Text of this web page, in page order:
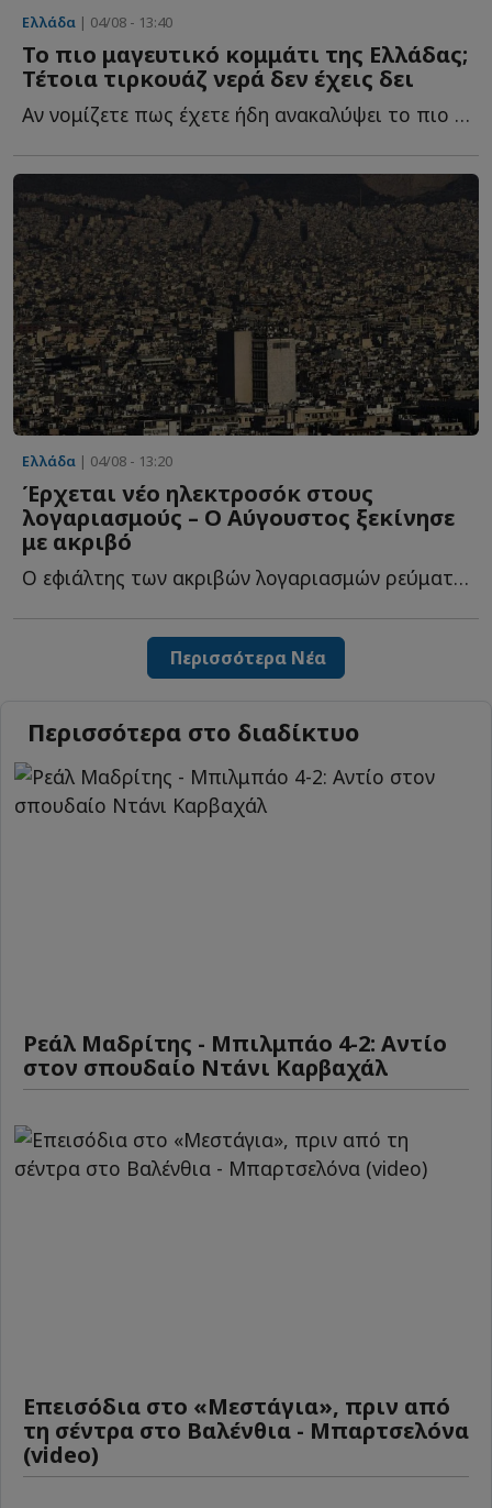
Ελλάδα | 04/08 - 13:40
Το πιο μαγευτικό κομμάτι της Ελλάδας;
Τέτοια τιρκουάζ νερά δεν έχεις δει
Αν νομίζετε πως έχετε ήδη ανακαλύψει το πιο μαγευτικό κ...
Ελλάδα | 04/08 - 13:20
Έρχεται νέο ηλεκτροσόκ στους
λογαριασμούς – Ο Αύγουστος ξεκίνησε
με ακριβό
Ο εφιάλτης των ακριβών λογαριασμών ρεύματος φ...
Περισσότερα Νέα
Περισσότερα στο διαδίκτυο
Ρεάλ Μαδρίτης - Μπιλμπάο 4-2: Αντίο
στον σπουδαίο Ντάνι Καρβαχάλ
Επεισόδια στο «Μεστάγια», πριν από
τη σέντρα στο Βαλένθια - Μπαρτσελόνα
(video)